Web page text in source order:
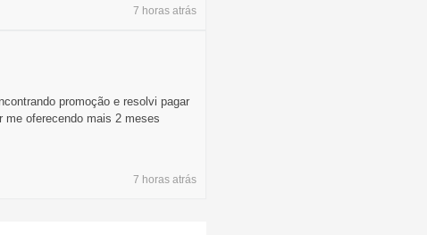
7 horas atrás
promoção e resolvi pagar
me oferecendo mais 2 meses
7 horas atrás